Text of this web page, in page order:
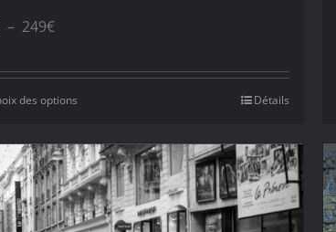
– 249€Plage
prix :
à
249€
des options Détails